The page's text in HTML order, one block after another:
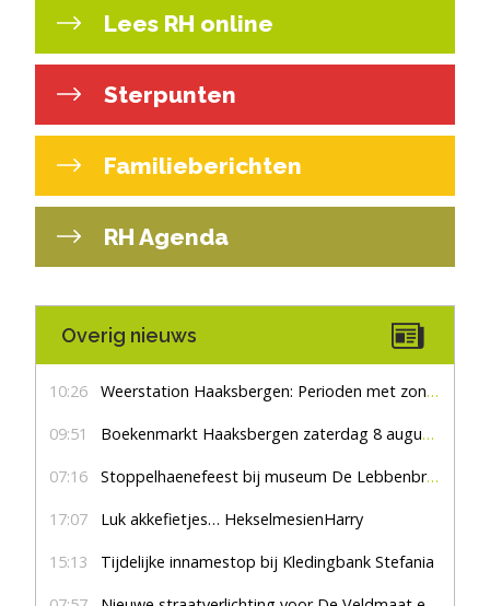
Lees RH online
Sterpunten
Familieberichten
RH Agenda
Overig nieuws
10:26 Weerstation Haaksbergen: Perioden met zon en droog
09:51 Boekenmarkt Haaksbergen zaterdag 8 augustus, marktplein Haaksbergen
07:16 Stoppelhaenefeest bij museum De Lebbenbrugge
17:07 Luk akkefietjes… HekselmesienHarry
15:13 Tijdelijke innamestop bij Kledingbank Stefania